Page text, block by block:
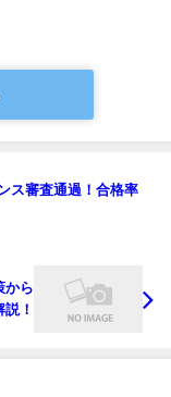
ス審査通過！合格率
から
！